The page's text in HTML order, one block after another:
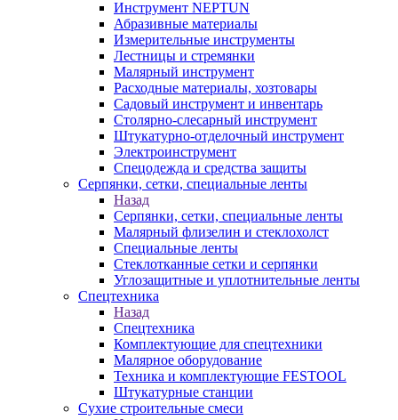
Инструмент NEPTUN
Абразивные материалы
Измерительные инструменты
Лестницы и стремянки
Малярный инструмент
Расходные материалы, хозтовары
Садовый инструмент и инвентарь
Столярно-слесарный инструмент
Штукатурно-отделочный инструмент
Электроинструмент
Спецодежда и средства защиты
Серпянки, сетки, специальные ленты
Назад
Серпянки, сетки, специальные ленты
Малярный флизелин и стеклохолст
Специальные ленты
Стеклотканные сетки и серпянки
Углозащитные и уплотнительные ленты
Спецтехника
Назад
Спецтехника
Комплектующие для спецтехники
Малярное оборудование
Техника и комплектующие FESTOOL
Штукатурные станции
Сухие строительные смеси